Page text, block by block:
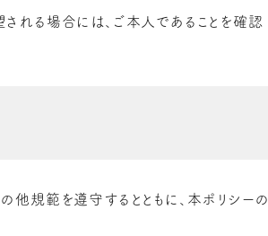
れる場合には、ご本人であることを確認
他規範を遵守するとともに、本ポリシーの